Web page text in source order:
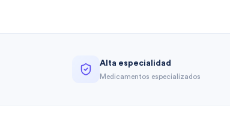
Alta especialidad
Medicamentos especializados